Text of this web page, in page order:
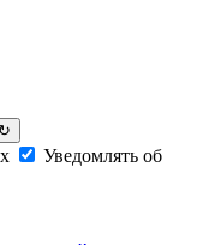
↻
Уведомлять об